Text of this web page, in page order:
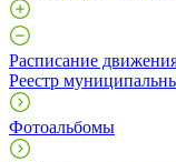
Расписание
Реестр
Фотоальбомы